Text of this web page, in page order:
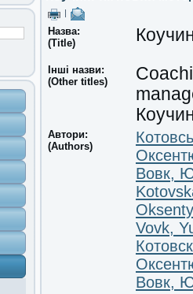
Назва:
(Title)
Інші назви:
(Other titles)
Автори:
(Authors)
Вовк,
Vovk,
Вовк,